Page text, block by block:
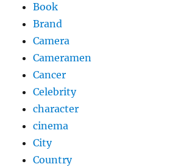
Book
Brand
Camera
Cameramen
Cancer
Celebrity
character
cinema
City
Country